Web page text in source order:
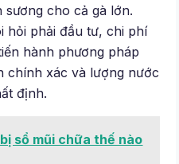
cho cả gà lớn.
hỏi phải đầu tư, chi phí
hành phương pháp
chính xác và lượng nước
định.
sổ mũi chữa thế nào